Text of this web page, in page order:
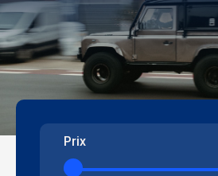
Prix